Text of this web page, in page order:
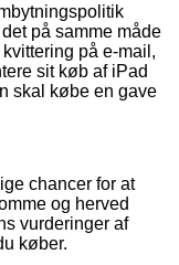
på samme måde
på e-mail,
sit køb af iPad
skal købe en gave
chancer for at
og herved
vurderinger af
køber.